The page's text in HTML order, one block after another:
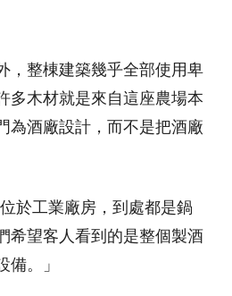
，整棟建築幾乎全部使用卑
多木材就是來自這座農場本
為酒廠設計，而不是把酒廠
於工業廠房，到處都是鍋
希望客人看到的是整個製酒
備。」